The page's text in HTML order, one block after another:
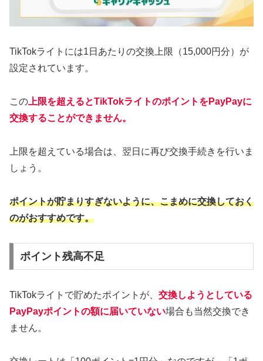
TikTokライトには1日あたりの交換上限（15,000円分）が
設定されています。
この 上限を超えるとTikTokライトのポイントをPayPayに
交換することができません。
上限を超えている場合は、翌日に再び交換手続きを行いま
しょう。
ポイントが貯まりすぎないように、こまめに交換しておく
のがおすすめです。
ポイント残高不足
TikTokライトで貯めたポイントが、 交換しようとしている
PayPayポイントの額に届いていない場合も当然交換でき
ません。